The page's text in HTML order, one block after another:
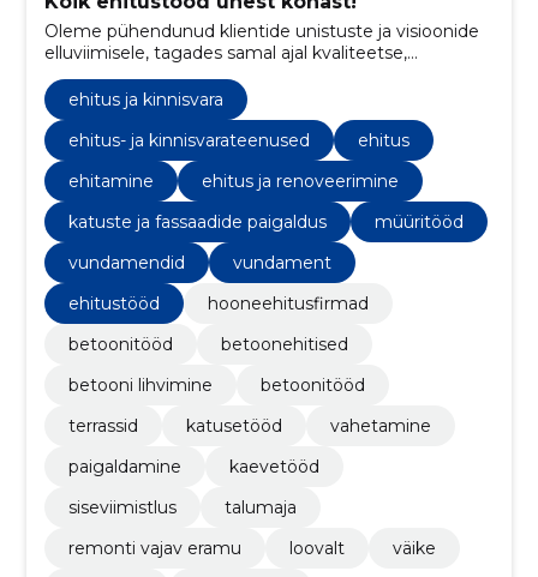
Oleme pühendunud klientide unistuste ja visioonide
elluviimisele, tagades samal ajal kvaliteetse,
vastupidava ning professionaalselt viimistletud
tulemuse igas projektis.
ehitus ja kinnisvara
ehitus- ja kinnisvarateenused
ehitus
ehitamine
ehitus ja renoveerimine
katuste ja fassaadide paigaldus
müüritööd
vundamendid
vundament
ehitustööd
hooneehitusfirmad
betoonitööd
betoonehitised
betooni lihvimine
betoonitööd
terrassid
katusetööd
vahetamine
paigaldamine
kaevetööd
siseviimistlus
talumaja
remonti vajav eramu
loovalt
väike